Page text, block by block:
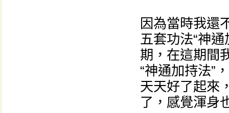
因為當時我還
五套功法“神
期，在這期間
“神通加持法”
天天好了起來
了，感覺渾身